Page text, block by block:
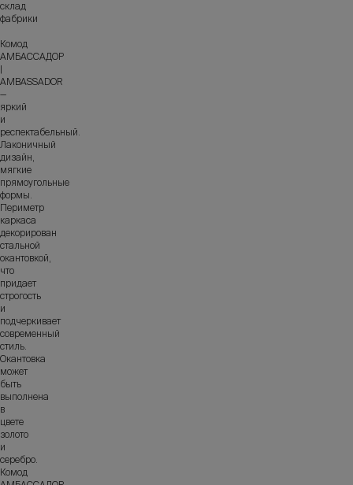
склад
фабрики
Комод
АМБАССАДОР
AMBASSADOR
—
яркий
и
респектабельный.
Лаконичный
дизайн,
мягкие
прямоугольные
формы.
Периметр
каркаса
декорирован
стальной
окантовкой,
что
придает
строгость
и
подчеркивает
современный
стиль.
Окантовка
может
быть
выполнена
в
цвете
золото
и
серебро.
Комод